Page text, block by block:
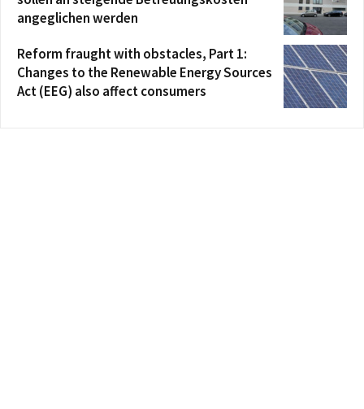
angeglichen werden
Reform fraught with obstacles, Part 1:
Changes to the Renewable Energy Sources
Act (EEG) also affect consumers